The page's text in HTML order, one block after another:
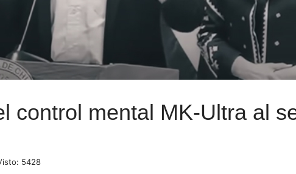
control mental MK-Ultra al
5428